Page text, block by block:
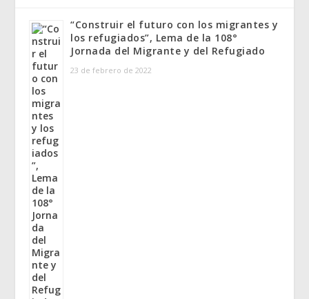
“Construir el futuro con los migrantes y
los refugiados”, Lema de la 108°
Jornada del Migrante y del Refugiado
23 de febrero de 2022